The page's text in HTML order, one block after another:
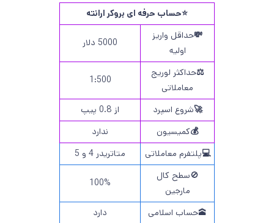
⭐حساب حرفه ای بروکر ارانته
💸حداقل واریز
اولیه
5000 دلار
⚖️حداکثر لوریج
معاملاتی
1:500
🚀شروع اسپرد
از 0.8 پیپ
💰کمیسیون
ندارد
💻پلتفرم معاملاتی
متاتریدر 4 و 5
🚫سطح کال
مارجین
100%
🕋حساب اسلامی دارد